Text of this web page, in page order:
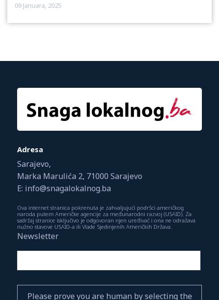
09 Januara, 2025
Adresa
Sarajevo,
Marka Marulića 2, 71000 Sarajevo
E: info@snagalokalnog.ba
Ova internet stranica pokrenuta je zahvaljujući podršci američkog
naroda putem Američke agencije za međunarodni razvoj (USAID). Za
sadržaj stranice isključivo je odgovoran njen uređivač i ona ne odražava
nužno stavove USAID-a ili Vlade Sjedinjenih Američkih Država.
Newsletter
Please prove you are human by selecting the